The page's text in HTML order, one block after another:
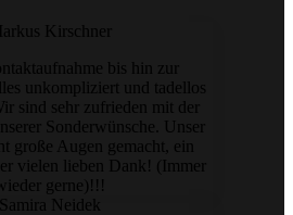
Kirschner
bis hin zur
unkompliziert und tadellos
sind sehr zufrieden mit der
Sonderwünsche. Unser
große Augen gemacht, ein
vielen lieben Dank! (Immer
gerne)!!!
Samira Neidek